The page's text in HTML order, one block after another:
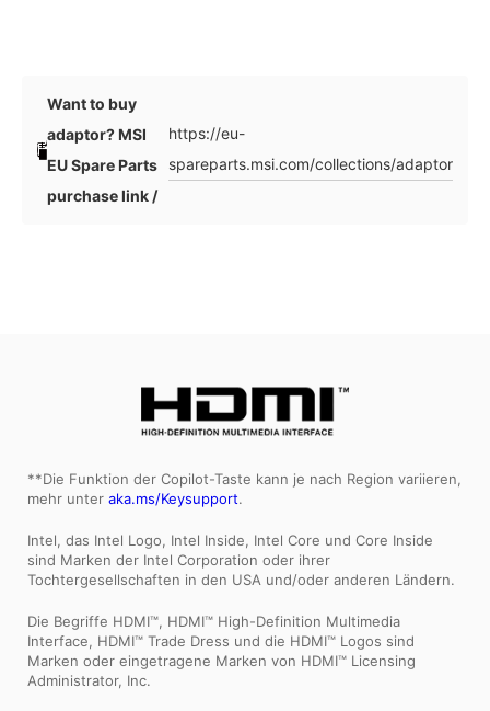
Want to buy
adaptor? MSI
EU Spare Parts
purchase link /
https://eu-
spareparts.msi.com/collections/adaptor
**Die Funktion der Copilot-Taste kann je nach Region variieren,
mehr unter aka.ms/Keysupport.
Intel, das Intel Logo, Intel Inside, Intel Core und Core Inside
sind Marken der Intel Corporation oder ihrer
Tochtergesellschaften in den USA und/oder anderen Ländern.
Die Begriffe HDMI™, HDMI™ High-Definition Multimedia
Interface, HDMI™ Trade Dress und die HDMI™ Logos sind
Marken oder eingetragene Marken von HDMI™ Licensing
Administrator, Inc.